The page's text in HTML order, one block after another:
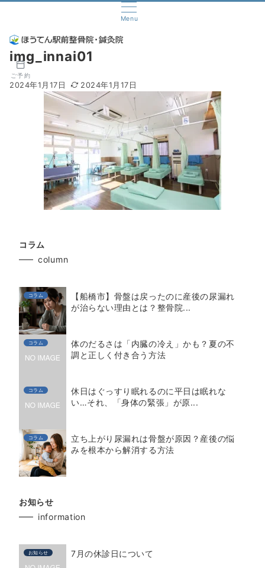
Menu
ご予約
img_innai01
2024年1月17日 2024年1月17日
コラム
column
コラム
【船橋市】骨盤は戻ったのに産後の尿漏れ
が治らない理由とは？整骨院...
コラム
体のだるさは「内臓の冷え」かも？夏の不
調と正しく付き合う方法
コラム
休日はぐっすり眠れるのに平日は眠れな
い…それ、「身体の緊張」が原...
コラム
立ち上がり尿漏れは骨盤が原因？産後の悩
みを根本から解消する方法
お知らせ
information
お知らせ 7月の休診日について